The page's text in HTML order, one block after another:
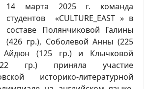
14 марта 2025 г. команда
студентов «CULTURE_EAST » в
составе Полянчиковой Галины
(426 гр.), Соболевой Анны (225
Айдюн (125 гр.) и Клычковой
гр.) приняла участие
историко-литературной